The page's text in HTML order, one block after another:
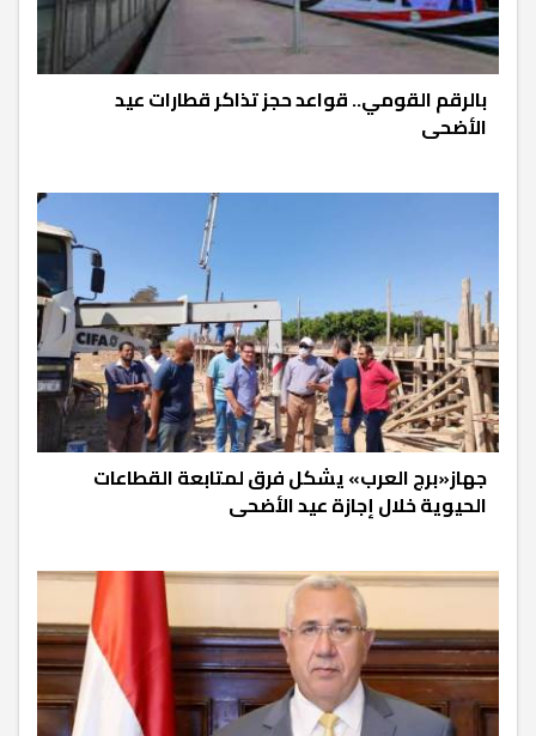
بالرقم القومي.. قواعد حجز تذاكر قطارات عيد
الأضحى
جهاز«برج العرب» يشكل فرق لمتابعة القطاعات
الحيوية خلال إجازة عيد الأضحى